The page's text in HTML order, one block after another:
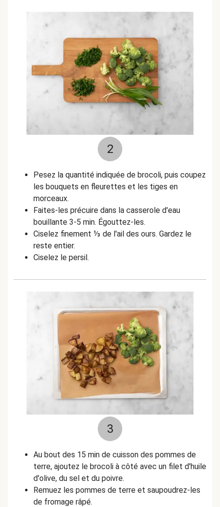
2
Pesez la quantité indiquée de brocoli, puis coupez
les bouquets en fleurettes et les tiges en
morceaux.
Faites-les précuire dans la casserole d'eau
bouillante 3-5 min. Égouttez-les.
Ciselez finement ⅓ de l'ail des ours. Gardez le
reste entier.
Ciselez le persil.
3
Au bout des 15 min de cuisson des pommes de
terre, ajoutez le brocoli à côté avec un filet d'huile
d'olive, du sel et du poivre.
Remuez les pommes de terre et saupoudrez-les
de fromage râpé.